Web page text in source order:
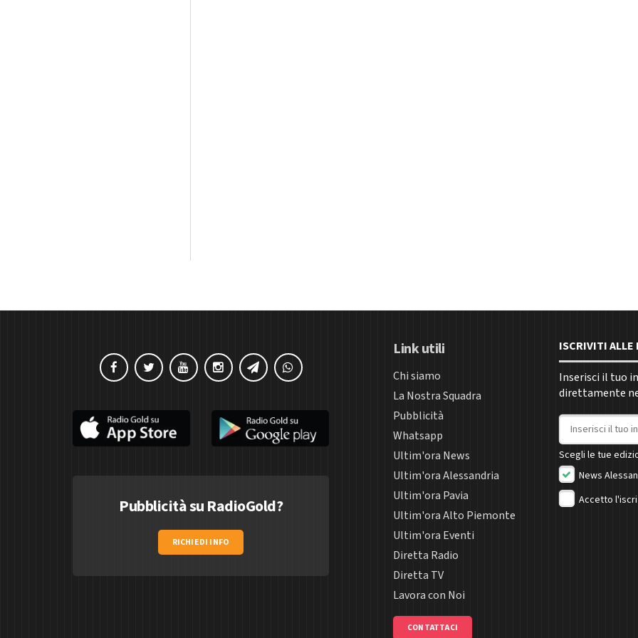
Pubblicità su RadioGold?
RICHIEDI INFO
Link utili
Chi siamo
La Nostra Squadra
Pubblicità
Whatsapp
Ultim'ora News
Ultim'ora Alessandria
Ultim'ora Pavia
Ultim'ora Alto Piemonte
Ultim'ora Eventi
Diretta Radio
Diretta TV
Lavora con Noi
CONTATTACI
ISCRIVITI ALLE
Inserisci il tuo
direttamente
Indirizzo email
Scegli le tue
News
Accetto